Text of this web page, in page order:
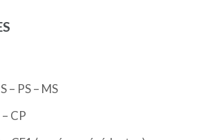
– PS – MS
CP